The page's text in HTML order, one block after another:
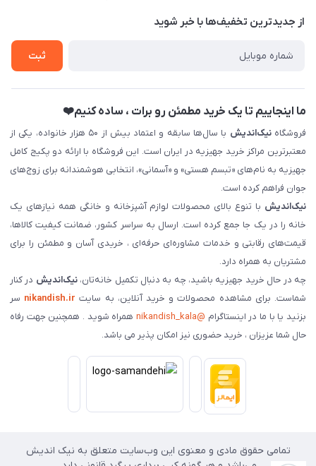
فروش‌اقساطی
از جدید‌ترین تخفیف‌ها با‌ خبر شوید
ثبت
ما اینجاییم تا یک خرید مطمئن رو برات ، ساده کنیم❤️
فروشگاهنیک‌اندیش
با سال‌ها سابقه و اعتماد بیش از ۵۰ هزار خانواده، یکی از
معتبرترین مراکز خرید جهیزیه در ایران است. این فروشگاه با ارائه دو پکیج کامل
جهیزیه به نام‌های «تبسم هستی» و «آسمانی»، انتخابی هوشمندانه برای زوج‌های
جوان فراهم کرده است.
نیک‌اندیش با تنوع بالای محصولات لوازم آشپزخانه و خانگی همه نیازهای یک
خانه را در یک جا جمع کرده است. ارسال به سراسر کشور، ضمانت کیفیت کالاها،
قیمت‌های رقابتی و خدمات مشاوره‌ای حرفه‌ای ، خریدی آسان و مطمئن را برای
مشتریان به همراه دارد.
چه در حال خرید جهیزیه باشید، چه به دنبال تکمیل خانه‌تان،نیک‌اندیش در کنار
شماست. برای مشاهده محصولات و خرید آنلاین، به سایت nikandish.ir سر
بزنید یا با ما در اینستاگرام @nikandish_kala
همراه شوید . همچنین جهت رفاه
حال شما عزیزان ، خرید حضوری نیز امکان پذیر می باشد.
تمامی حقوق مادی و معنوی این وب‌سایت متعلق به نیک اندیش